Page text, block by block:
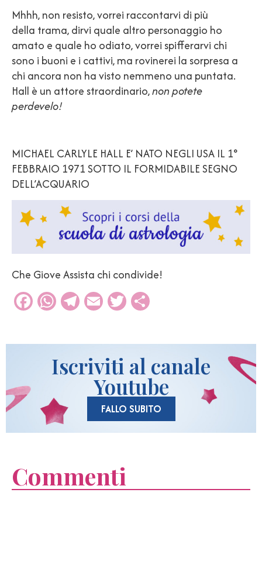
Mhhh, non resisto, vorrei raccontarvi di più
della trama, dirvi quale altro personaggio ho
amato e quale ho odiato, vorrei spifferarvi chi
sono i buoni e i cattivi, ma rovinerei la sorpresa a
chi ancora non ha visto nemmeno una puntata.
Hall è un attore straordinario,non potete
perdevelo!
MICHAEL CARLYLE HALL E’ NATO NEGLI USA IL 1°
FEBBRAIO 1971 SOTTO IL FORMIDABILE SEGNO
DELL’ACQUARIO
Che Giove Assista chi condivide!
Facebook
WhatsApp
Telegram
EmailTwitter
Iscriviti al canale
Youtube
FALLO SUBITO
Commenti